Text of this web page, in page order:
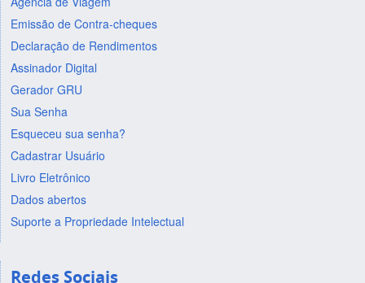
Emissão de Contra-cheques
Declaração de Rendimentos
Assinador Digital
Gerador GRU
Sua Senha
Esqueceu sua senha?
Cadastrar Usuário
Livro Eletrônico
Dados abertos
Suporte a Propriedade Intelectual
Redes Sociais